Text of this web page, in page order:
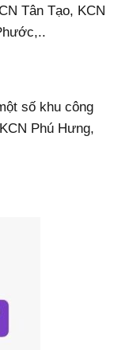
Tân Tạo, KCN
số khu công
Phú Hưng,